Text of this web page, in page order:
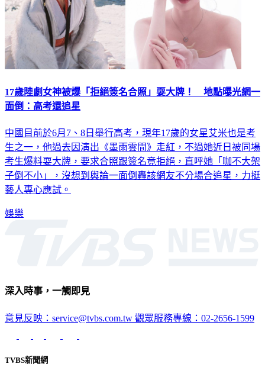
17歲陸劇女神被爆「拒絕簽名合照」耍大牌！ 地點曝光網一
面倒：高考還追星
中國目前於6月7、8日舉行高考，現年17歲的女星艾米也是考
生之一，他過去因演出《墨雨雲間》走紅，不過她近日被同場
考生爆料耍大牌，要求合照跟簽名竟拒絕，直呼她「咖不大架
子倒不小」，沒想到輿論一面倒轟該網友不分場合追星，力挺
藝人專心應試。
娛樂
深入時事，一觸即見
意見反映：service@tvbs.com.tw 觀眾服務專線：02-2656-1599
TVBS新聞網